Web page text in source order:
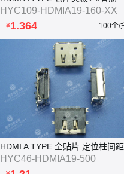
HYC109-HDMIA19-160-XX
¥1.364 100个/
HDMI A TYPE 全贴片 定位柱间
HYC46-HDMIA19-500